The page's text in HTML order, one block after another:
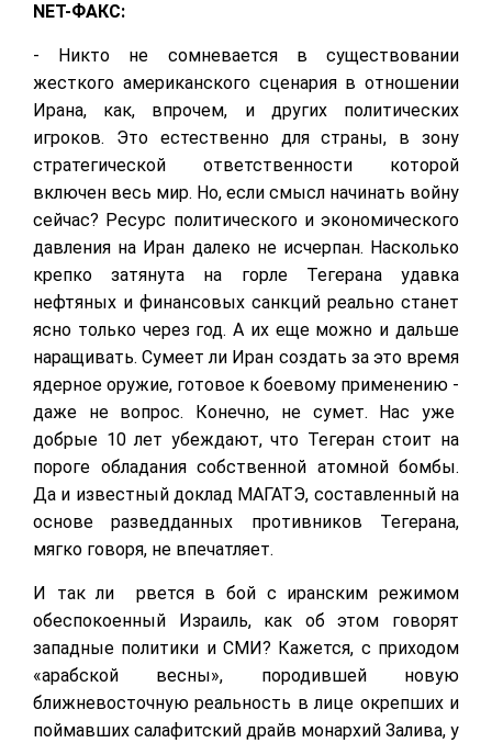
NET-ФАКС:
- Никто не сомневается в существовании
жесткого американского сценария в отношении
Ирана, как, впрочем, и других политических
игроков. Это естественно для страны, в зону
стратегической ответственности которой
включен весь мир. Но, если смысл начинать войну
сейчас? Ресурс политического и экономического
давления на Иран далеко не исчерпан. Насколько
крепко затянута на горле Тегерана удавка
нефтяных и финансовых санкций реально станет
ясно только через год. А их еще можно и дальше
наращивать. Сумеет ли Иран создать за это время
ядерное оружие, готовое к боевому применению -
даже не вопрос. Конечно, не сумет. Нас уже
добрые 10 лет убеждают, что Тегеран стоит на
пороге обладания собственной атомной бомбы.
Да и известный доклад МАГАТЭ, составленный на
основе разведданных противников Тегерана,
мягко говоря, не впечатляет.
И так ли рвется в бой с иранским режимом
обеспокоенный Израиль, как об этом говорят
западные политики и СМИ? Кажется, с приходом
«арабской весны», породившей новую
ближневосточную реальность в лице окрепших и
поймавших салафитский драйв монархий Залива, у